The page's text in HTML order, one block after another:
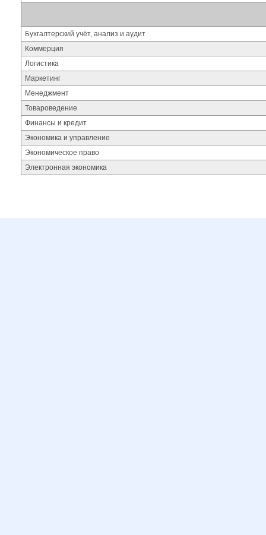
Бухгалтерский учёт, анализ и аудит
Коммерция
Логистика
Маркетинг
Менеджмент
Товароведение
Финансы и кредит
Экономика и управление
Экономическое право
Электронная экономика